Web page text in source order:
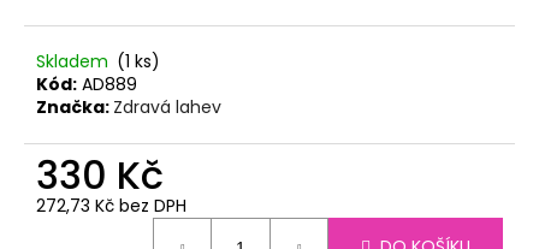
Skladem (1 ks)
Kód: AD889
Značka: Zdravá lahev
330 Kč
272,73 Kč bez DPH
č
u
e
m